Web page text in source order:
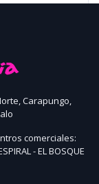
Carapungo,
comerciales:
- EL BOSQUE